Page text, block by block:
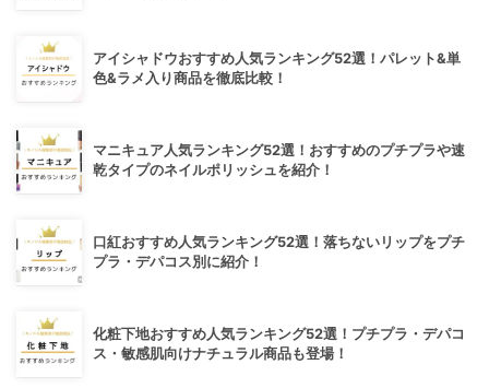
アイシャドウおすすめ人気ランキング52選！パレット&単
色&ラメ入り商品を徹底比較！
マニキュア人気ランキング52選！おすすめのプチプラや速
乾タイプのネイルポリッシュを紹介！
口紅おすすめ人気ランキング52選！落ちないリップをプチ
プラ・デパコス別に紹介！
化粧下地おすすめ人気ランキング52選！プチプラ・デパコ
ス・敏感肌向けナチュラル商品も登場！